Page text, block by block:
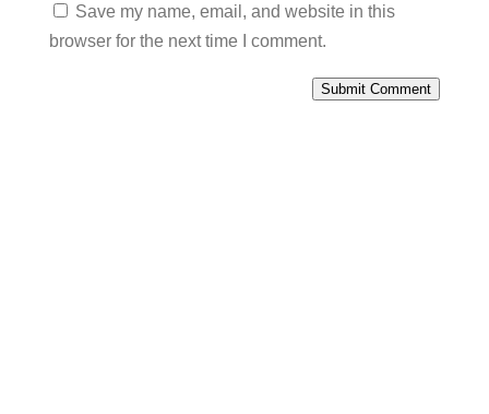
Save my name, email, and website in this
browser for the next time I comment.
Submit Comment